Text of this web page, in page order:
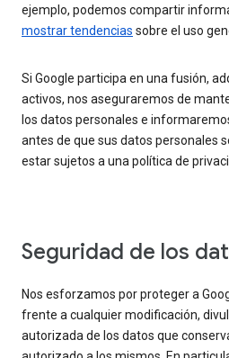
ejemplo, podemos compartir
mostrar tendencias sobre el uso
Si Google participa en una fusión,
activos, nos aseguraremos de
los datos personales e
antes de que sus datos personales
estar sujetos a una política de
Seguridad de los
Nos esforzamos por proteger a
frente a cualquier modificación,
autorizada de los datos que